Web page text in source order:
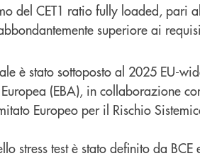
del CET1 ratio fully loaded, pari
superiore ai
è stato sottoposto al 2025 EU-
(EBA), in collaborazione
Europeo per il Rischio
stress test è stato definito da